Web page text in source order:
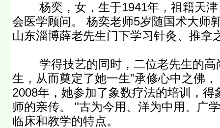
杨奕，女，生于1941年，祖籍天津
会医学顾问。 杨奕老师5岁随国术大师
山东淄博薛老先生门下学习针灸、推拿
学得技艺的同时，二位老先生的高
生，从而奠定了她一生"承修心中之佛
2008年，她参加了象数疗法的培训，
师的亲传。 "古为今用、洋为中用、广
临床和教学的特点。